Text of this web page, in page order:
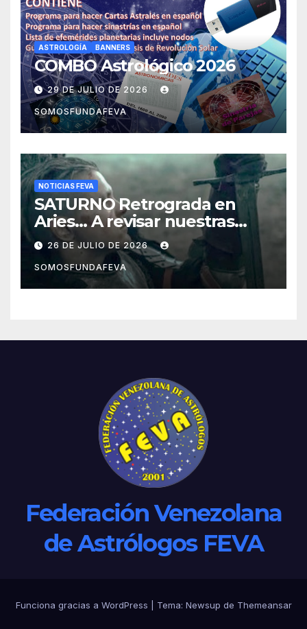
ASTROLOGÍA BANNERS
COMBO Astrológico 2026
29 DE JULIO DE 2026
SOMOSFUNDAFEVA
NOTICIAS FEVA
SATURNO Retrograda en
Aries… A revisar nuestras
acciones pasadas y pensar
mejor las futuras
26 DE JULIO DE 2026
SOMOSFUNDAFEVA
Federación Venezolana
de Astrólogos FEVA
Funciona gracias a WordPress Tema: Newsup de Themeansar